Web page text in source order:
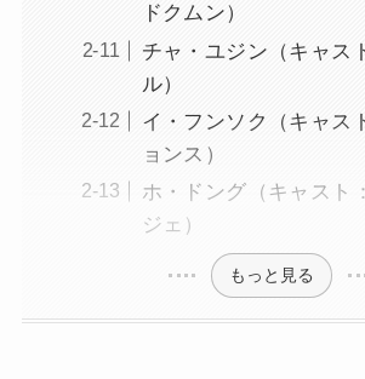
ドクムン）
チャ・ユジン（キャス
ル）
イ・フンソク（キャス
ョンス）
ホ・ドング（キャスト
ジェ）
もっと見る